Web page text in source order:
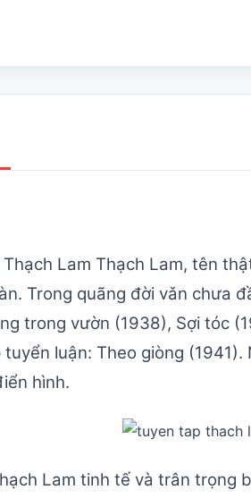
Thạch Lam Thạch Lam, tên
Trong quãng đời vǎn chưa
trong vườn (1938), Sợi tóc
luận: Theo giòng
hình.
Lam tinh tế và trân trọng